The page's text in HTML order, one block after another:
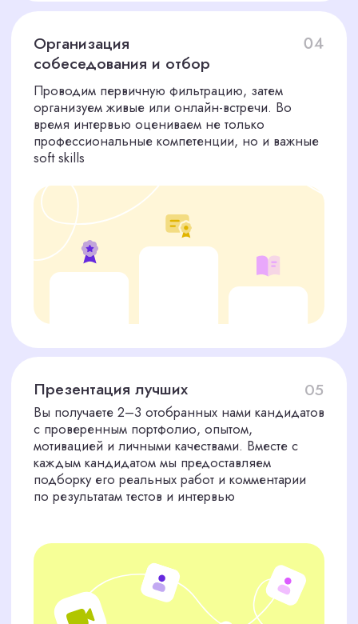
агентство. Наша специализация —
точечный подбор экспертов. Мы
знаем, какими качествами должен
обладать идеальный флорист, и
умеем их проверять
Профессиональная
экспертиза
Мы уверены в своих кандидатах. Если
подобранный нами сотрудник не пройдет
испытательный срок, мы предоставим
одного бесплатного кандидата на замену
Гарантия качества
Обсудить вакансию с HR-экспертом
первых кандидатов уже через 1−3 дня
после обращения